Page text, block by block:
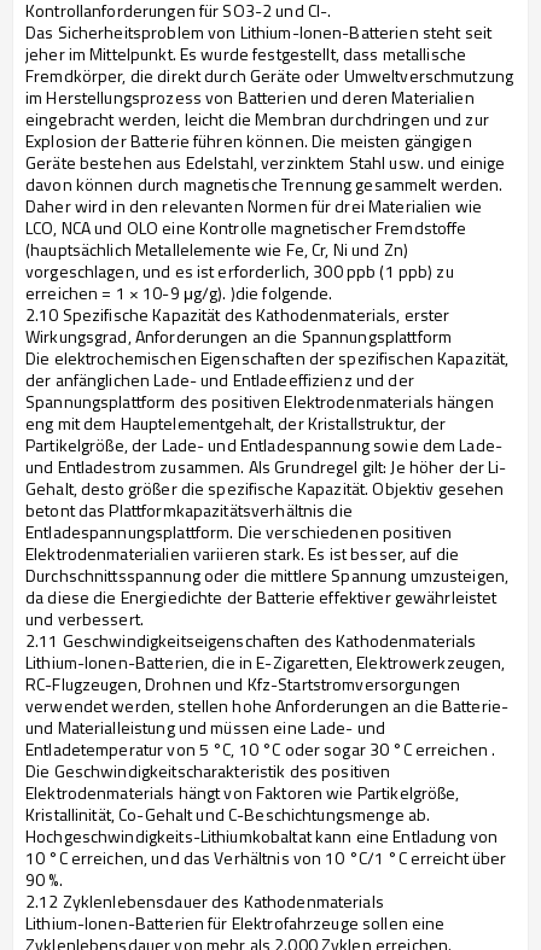
Kontrollanforderungen für SO3-2 und Cl-.
Das Sicherheitsproblem von Lithium-Ionen-Batterien steht seit
jeher im Mittelpunkt. Es wurde festgestellt, dass metallische
Fremdkörper, die direkt durch Geräte oder Umweltverschmutzung
im Herstellungsprozess von Batterien und deren Materialien
eingebracht werden, leicht die Membran durchdringen und zur
Explosion der Batterie führen können. Die meisten gängigen
Geräte bestehen aus Edelstahl, verzinktem Stahl usw. und einige
davon können durch magnetische Trennung gesammelt werden.
Daher wird in den relevanten Normen für drei Materialien wie
LCO, NCA und OLO eine Kontrolle magnetischer Fremdstoffe
(hauptsächlich Metallelemente wie Fe, Cr, Ni und Zn)
vorgeschlagen, und es ist erforderlich, 300 ppb (1 ppb) zu
erreichen = 1 × 10-9 μg/g). )die folgende.
2.10 Spezifische Kapazität des Kathodenmaterials, erster
Wirkungsgrad, Anforderungen an die Spannungsplattform
Die elektrochemischen Eigenschaften der spezifischen Kapazität,
der anfänglichen Lade- und Entladeeffizienz und der
Spannungsplattform des positiven Elektrodenmaterials hängen
eng mit dem Hauptelementgehalt, der Kristallstruktur, der
Partikelgröße, der Lade- und Entladespannung sowie dem Lade-
und Entladestrom zusammen. Als Grundregel gilt: Je höher der Li-
Gehalt, desto größer die spezifische Kapazität. Objektiv gesehen
betont das Plattformkapazitätsverhältnis die
Entladespannungsplattform. Die verschiedenen positiven
Elektrodenmaterialien variieren stark. Es ist besser, auf die
Durchschnittsspannung oder die mittlere Spannung umzusteigen,
da diese die Energiedichte der Batterie effektiver gewährleistet
und verbessert.
2.11 Geschwindigkeitseigenschaften des Kathodenmaterials
Lithium-Ionen-Batterien, die in E-Zigaretten, Elektrowerkzeugen,
RC-Flugzeugen, Drohnen und Kfz-Startstromversorgungen
verwendet werden, stellen hohe Anforderungen an die Batterie-
und Materialleistung und müssen eine Lade- und
Entladetemperatur von 5 °C, 10 °C oder sogar 30 °C erreichen .
Die Geschwindigkeitscharakteristik des positiven
Elektrodenmaterials hängt von Faktoren wie Partikelgröße,
Kristallinität, Co-Gehalt und C-Beschichtungsmenge ab.
Hochgeschwindigkeits-Lithiumkobaltat kann eine Entladung von
10 °C erreichen, und das Verhältnis von 10 °C/1 °C erreicht über
90 %.
2.12 Zyklenlebensdauer des Kathodenmaterials
Lithium-Ionen-Batterien für Elektrofahrzeuge sollen eine